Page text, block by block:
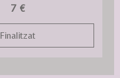
7 €
Finalitzat